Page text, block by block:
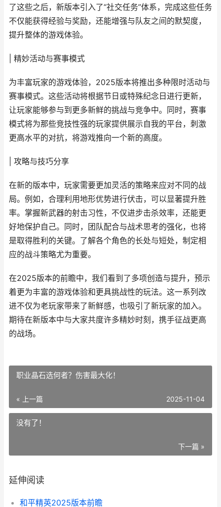
了这些之后，新版本引入了“社交任务”体系，完成这些任务
不仅能获得经验与奖励，还能增强与队友之间的默契度，
提升整体的游戏体验。
| 精妙活动与赛事模式
为丰富玩家的游戏体验，2025版本将推出多种限时活动与
赛事模式。这些活动将根据节日或特殊纪念日进行更新，
让玩家能够参与到更多新鲜的挑战与竞争中。同时，赛事
模式将为那些竞技性强的玩家提供展示自我的平台，刺激
更高水平的对抗，将游戏推向一个新的高度。
| 攻略与技巧分享
在新的版本中，玩家需要更加灵活的策略来应对不同的战
局。例如，合理利用地形优势进行伏击，可以显著提升胜
率。掌握新武器的射击习性，不仅进步击杀效率，还能更
好地保护自己。同时，团队配合与战术思考的强化，也将
是取得胜利的关键。了解各个角色的长处与短处，制定相
应的战斗策略尤为重要。
在2025版本的前瞻中，我们看到了多项创造与提升，预示
着更为丰富的游戏体验和更具挑战性的玩法。这一系列改
进不仅为老玩家带来了新鲜感，也吸引了新玩家的加入。
期待在新版本中与大家共度许多精妙时刻，携手征战更高
的战场。
职业晶石选何者？伤害最大化！
« 上一篇 2025-11-04
没有了！
下一篇 »
延伸阅读
和平精英2025版本前瞻